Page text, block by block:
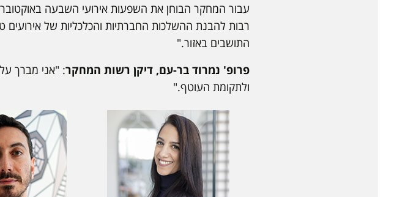
עבור המחקר הבוחן את השפעות אירועי השבעה
רבות להבנת ההשלכות החברתיות והכלכליות של אירועים
התושבים באזור."
פרופ' נמרוד בר-עם, דיקן רשות המחקר: "אני מברך
ולתקומת העוטף."